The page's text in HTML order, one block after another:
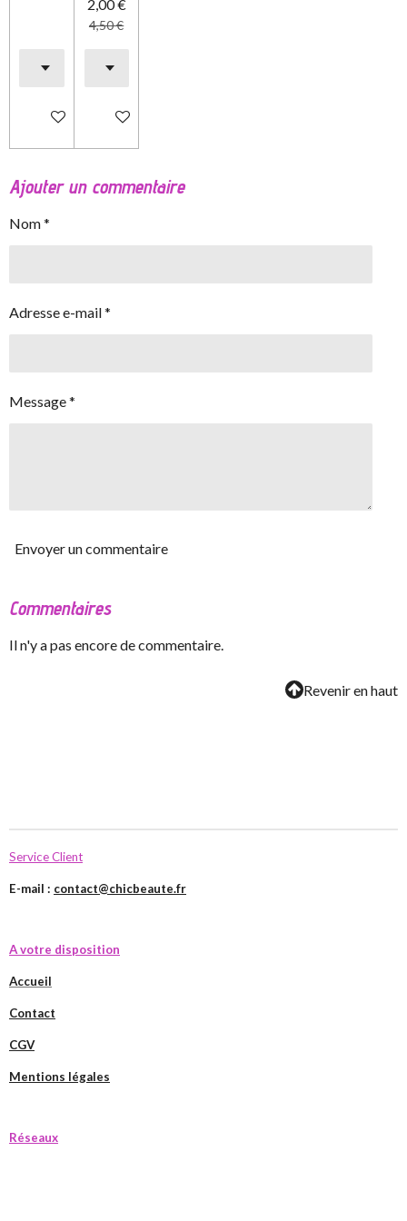
Ajouter au panier
2,00 €
4,50 €
Ajouter au panier
Ajouter un commentaire
Nom *
Adresse e-mail *
Message *
Envoyer un commentaire
Commentaires
Il n'y a pas encore de commentaire.
Revenir en haut
Service Client
E-mail : contact@chicbeaute.fr
A votre disposition
Accueil
Contact
CGV
Mentions légales
Réseaux